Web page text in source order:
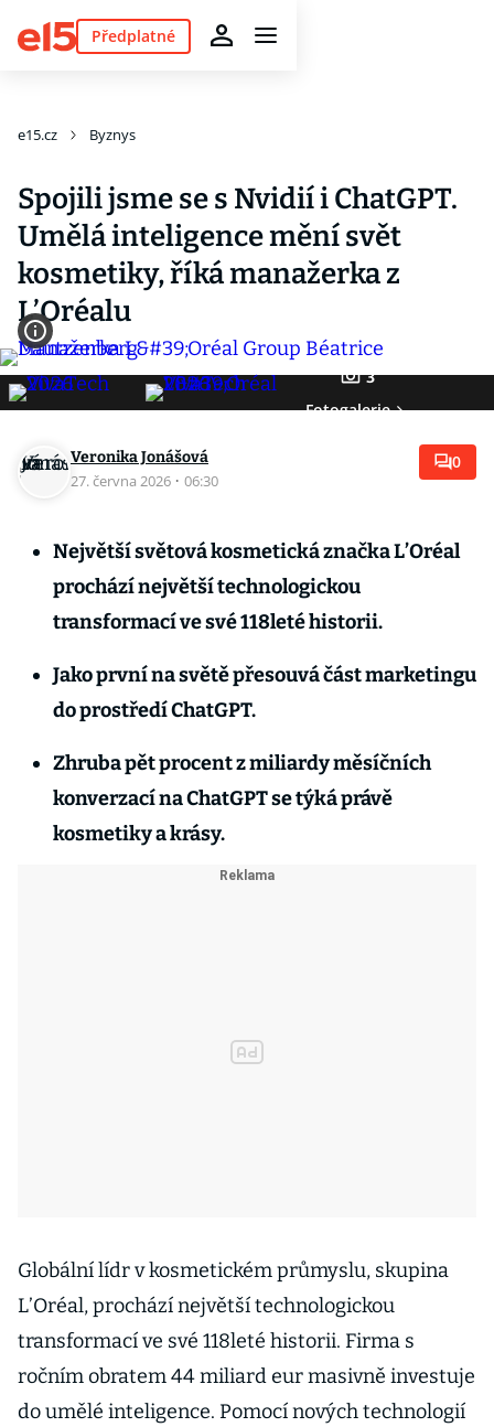
Předplatné
e15.cz Byznys
Spojili jsme se s Nvidií i ChatGPT.
Umělá inteligence mění svět
kosmetiky, říká manažerka z
L’Oréalu
3
Fotogalerie
Veronika Jonášová
27. června 2026 · 06:30
0
Největší světová kosmetická značka L’Oréal
prochází největší technologickou
transformací ve své 118leté historii.
Jako první na světě přesouvá část marketingu
do prostředí ChatGPT.
Zhruba pět procent z miliardy měsíčních
konverzací na ChatGPT se týká právě
kosmetiky a krásy.
Globální lídr v kosmetickém průmyslu, skupina
L’Oréal, prochází největší technologickou
transformací ve své 118leté historii. Firma s
ročním obratem 44 miliard eur masivně investuje
do umělé inteligence. Pomocí nových technologií